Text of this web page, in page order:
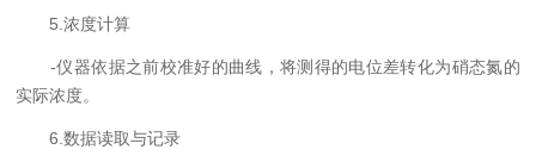
5.浓度计算
-仪器依据之前校准好的曲线，将测得的电位差转化为硝态氮的
实际浓度。
6.数据读取与记录